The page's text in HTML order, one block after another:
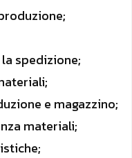
spedizione;
e magazzino;
materiali;